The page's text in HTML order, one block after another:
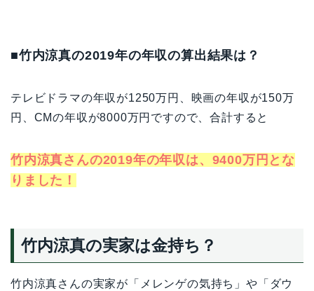
■竹内涼真の2019年の年収の算出結果は？
テレビドラマの年収が1250万円、映画の年収が150万
円、CMの年収が8000万円ですので、合計すると
竹内涼真さんの2019年の年収は、9400万円とな
りました！
竹内涼真の実家は金持ち？
竹内涼真さんの実家が「メレンゲの気持ち」や「ダウ